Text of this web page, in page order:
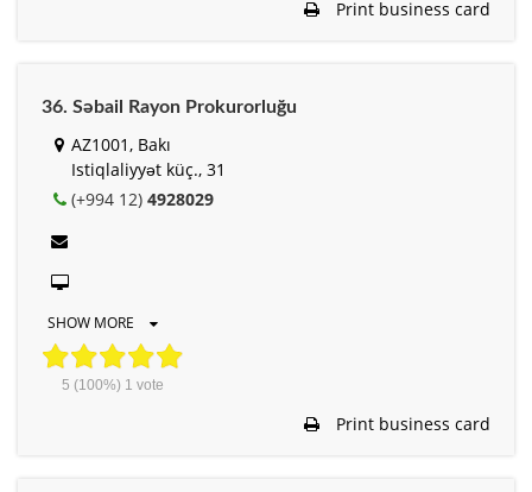
Print business card
36. Səbail Rayon Prokurorluğu
AZ1001, Bakı
Istiqlaliyyət küç., 31
(+994 12) 4928029
SHOW MORE
5 (100%) 1 vote
Print business card